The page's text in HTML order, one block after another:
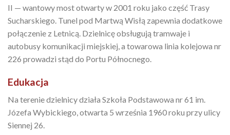
II — wantowy most otwarty w 2001 roku jako część Trasy
Sucharskiego. Tunel pod Martwą Wisłą zapewnia dodatkowe
połączenie z Letnicą. Dzielnicę obsługują tramwaje i
autobusy komunikacji miejskiej, a towarowa linia kolejowa nr
226 prowadzi stąd do Portu Północnego.
Edukacja
Na terenie dzielnicy działa Szkoła Podstawowa nr 61 im.
Józefa Wybickiego, otwarta 5 września 1960 roku przy ulicy
Siennej 26.